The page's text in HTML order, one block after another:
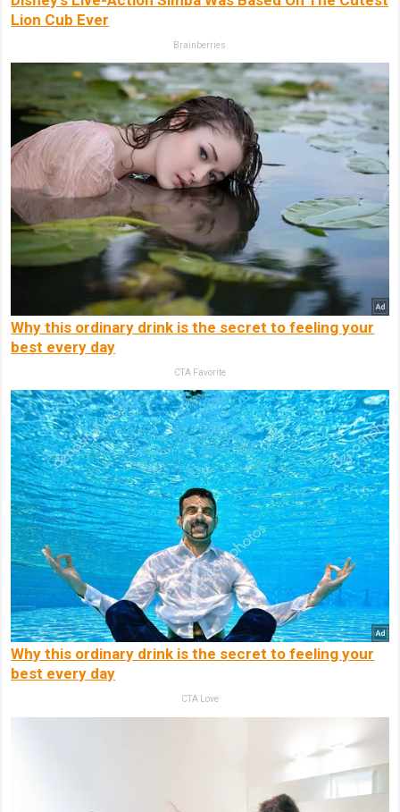
Lion Cub Ever
Brainberries
Why this ordinary drink is the secret to feeling your
best every day
CTA Favorite
Why this ordinary drink is the secret to feeling your
best every day
CTA Love